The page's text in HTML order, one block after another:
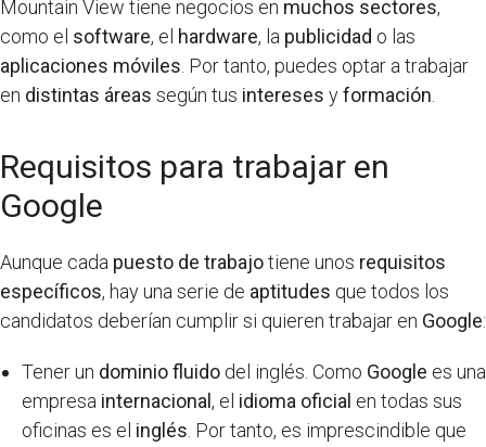
Mountain View tiene negocios en muchos sectores,
como el software, el hardware, la publicidad o las
aplicaciones móviles . Por tanto, puedes optar a trabajar
en distintas áreas según tus intereses yformación
Requisitos para trabajar en
Google
Aunque cada puesto de trabajotiene unos requisitos
específicos, hay una serie de aptitudes que todos los
candidatos deberían cumplir si quieren trabajar en Google:
Tener un dominio fluido del inglés. Como Google es una
empresa internacional , el idioma oficial en todas sus
oficinas es el inglés . Por tanto, es imprescindible que